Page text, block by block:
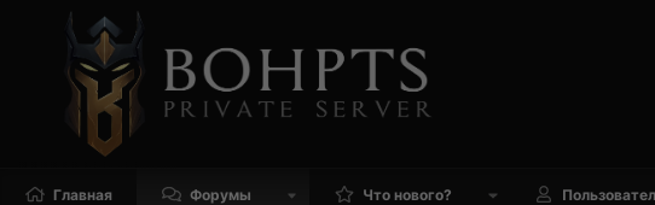
Главная Форумы Что нового?